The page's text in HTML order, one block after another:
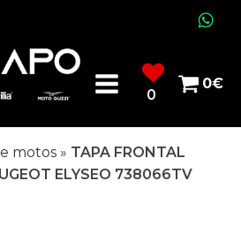
0
0€
motos » TAPA FRONTAL
ELYSEO 738066TV